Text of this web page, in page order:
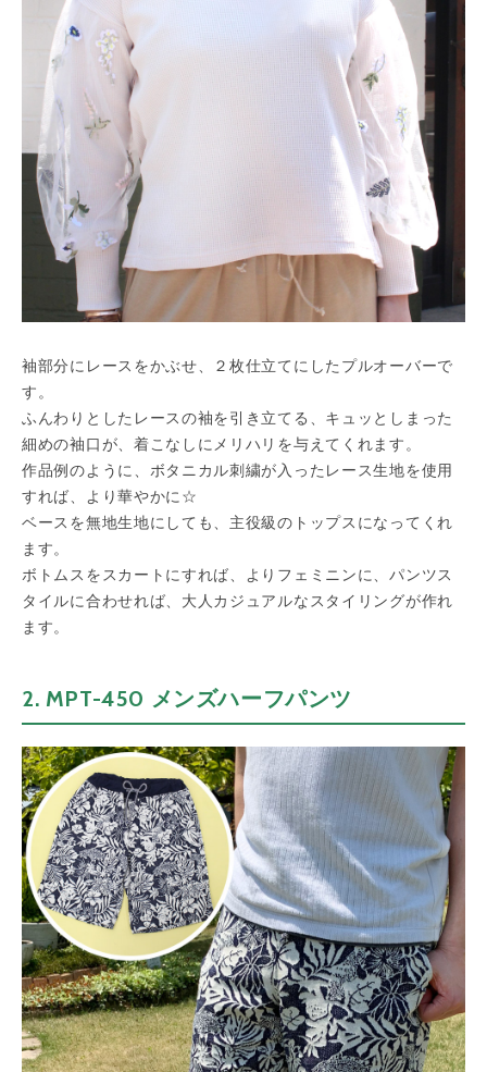
袖部分にレースをかぶせ、２枚仕立てにしたプルオーバーで
す。
ふんわりとしたレースの袖を引き立てる、キュッとしまった
細めの袖口が、着こなしにメリハリを与えてくれます。
作品例のように、ボタニカル刺繍が入ったレース生地を使用
すれば、より華やかに☆
ベースを無地生地にしても、主役級のトップスになってくれ
ます。
ボトムスをスカートにすれば、よりフェミニンに、パンツス
タイルに合わせれば、大人カジュアルなスタイリングが作れ
ます。
2. MPT-450 メンズハーフパンツ